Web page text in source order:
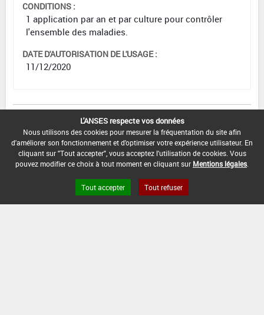
CONDITIONS :
1 application par an et par culture pour contrôler
l'ensemble des maladies.
DATE D'AUTORISATION DE L'USAGE :
11/12/2020
Blé*Trt Part.Aer.*Septoriose(s)
DOSE
MAX
D'EMPLOI
NOMBRE MAX
D'APPLICATION
STADE
D'APPLICATION
DÉLAIS
AVANT
RÉCOLTE
ZNT
AQUATIQUE
(DVP)
Min Max (BBCH
69)
L'ANSES respecte vos données
Nous utilisons des cookies pour mesurer la fréquentation du site afin
d'améliorer son fonctionnement et d'optimiser votre expérience utilisateur. En
cliquant sur "Tout accepter", vous acceptez l'utilisation de cookies. Vous
pouvez modifier ce choix à tout moment en cliquant sur Mentions légales
Tout accepter Tout refuser